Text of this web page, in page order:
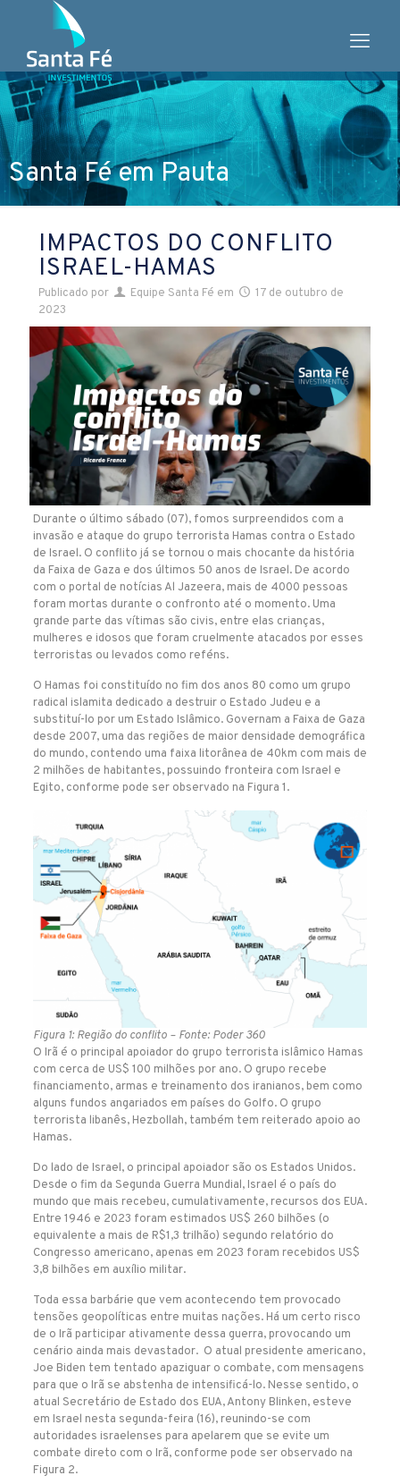
Santa Fé em Pauta
IMPACTOS DO CONFLITO
ISRAEL-HAMAS
Publicado por Equipe Santa Fé em
17 de outubro de
2023
Durante o último sábado (07), fomos surpreendidos com a
invasão e ataque do grupo terrorista Hamas contra o Estado
de Israel. O conflito já se tornou o mais chocante da história
da Faixa de Gaza e dos últimos 50 anos de Israel. De acordo
com o portal de notícias Al Jazeera, mais de 4000 pessoas
foram mortas durante o confronto até o momento. Uma
grande parte das vítimas são civis, entre elas crianças,
mulheres e idosos que foram cruelmente atacados por esses
terroristas ou levados como reféns.
O Hamas foi constituído no fim dos anos 80 como um grupo
radical islamita dedicado a destruir o Estado Judeu e a
substituí-lo por um Estado Islâmico. Governam a Faixa de Gaza
desde 2007, uma das regiões de maior densidade demográfica
do mundo, contendo uma faixa litorânea de 40km com mais de
2 milhões de habitantes, possuindo fronteira com Israel e
Egito, conforme pode ser observado na Figura 1.
Figura 1: Região do conflito – Fonte: Poder 360
O Irã é o principal apoiador do grupo terrorista islâmico Hamas
com cerca de US$ 100 milhões por ano. O grupo recebe
financiamento, armas e treinamento dos iranianos, bem como
alguns fundos angariados em países do Golfo. O grupo
terrorista libanês, Hezbollah, também tem reiterado apoio ao
Hamas.
Do lado de Israel, o principal apoiador são os Estados Unidos.
Desde o fim da Segunda Guerra Mundial, Israel é o país do
mundo que mais recebeu, cumulativamente, recursos dos EUA.
Entre 1946 e 2023 foram estimados US$ 260 bilhões (o
equivalente a mais de R$1,3 trilhão) segundo relatório do
Congresso americano, apenas em 2023 foram recebidos US$
3,8 bilhões em auxílio militar.
Toda essa barbárie que vem acontecendo tem provocado
tensões geopolíticas entre muitas nações. Há um certo risco
de o Irã participar ativamente dessa guerra, provocando um
cenário ainda mais devastador. O atual presidente americano,
Joe Biden tem tentado apaziguar o combate, com mensagens
para que o Irã se abstenha de intensificá-lo. Nesse sentido, o
atual Secretário de Estado dos EUA, Antony Blinken, esteve
em Israel nesta segunda-feira (16), reunindo-se com
autoridades israelenses para apelarem que se evite um
combate direto com o Irã, conforme pode ser observado na
Figura 2.